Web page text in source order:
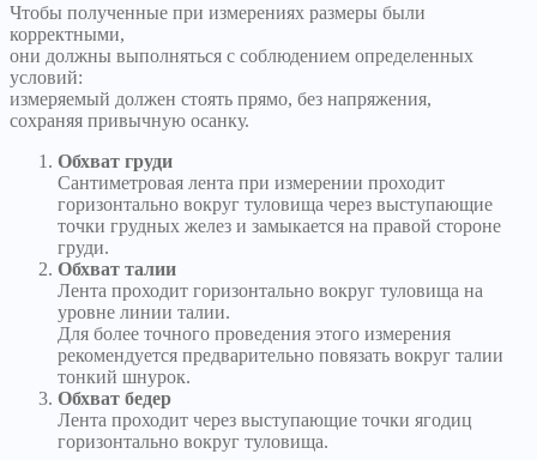
Чтобы полученные при измерениях размеры были
корректными,
они должны выполняться с соблюдением определенных
условий:
измеряемый должен стоять прямо, без напряжения,
сохраняя привычную осанку.
Обхват груди
Сантиметровая лента при измерении проходит
горизонтально вокруг туловища через выступающие
точки грудных желез и замыкается на правой стороне
груди.
Обхват талии
Лента проходит горизонтально вокруг туловища на
уровне линии талии.
Для более точного проведения этого измерения
рекомендуется предварительно повязать вокруг талии
тонкий шнурок.
Обхват бедер
Лента проходит через выступающие точки ягодиц
горизонтально вокруг туловища.